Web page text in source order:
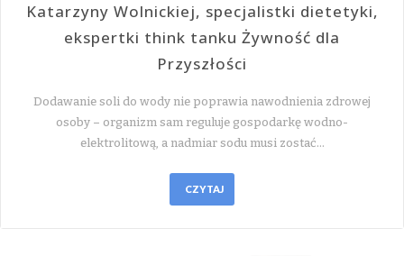
Katarzyny Wolnickiej, specjalistki dietetyki,
ekspertki think tanku Żywność dla
Przyszłości
Dodawanie soli do wody nie poprawia nawodnienia zdrowej
osoby – organizm sam reguluje gospodarkę wodno-
elektrolitową, a nadmiar sodu musi zostać…
CZYTAJ